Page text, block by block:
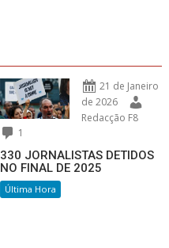
21 de Janeiro
de 2026
Redacção F8
1
330 JORNALISTAS DETIDOS
NO FINAL DE 2025
Última Hora